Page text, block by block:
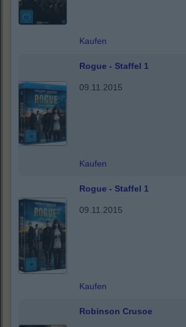
Kaufen
Rogue - Staffel 1
09.11.2015
Kaufen
Rogue - Staffel 1
09.11.2015
Kaufen
Robinson Crusoe